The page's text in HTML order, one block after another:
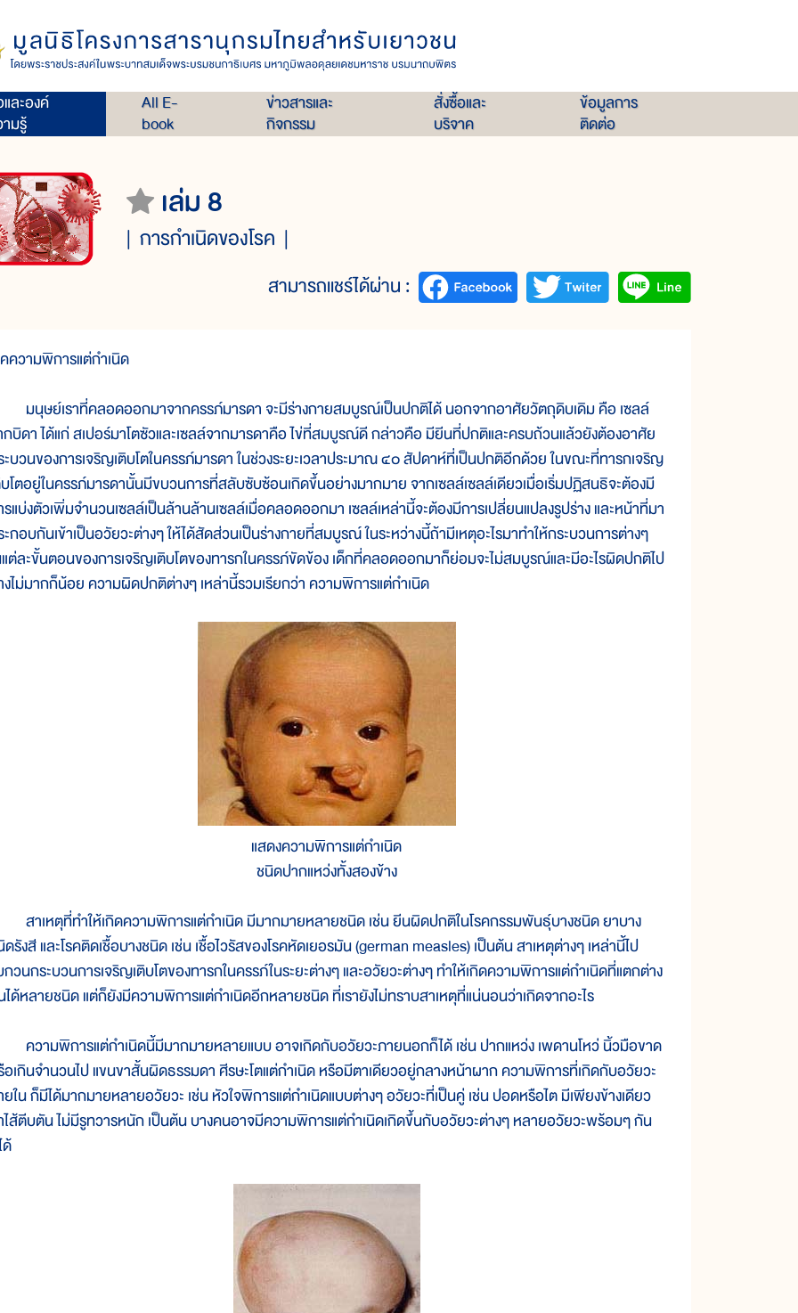
ละองค์
มรู้
All E-
book
ข่าวสารและ
กิจกรรม
สั่งซื้อและ
บริจาค
ข้อมูลการ
ติดต่อ
เล่ม 8
การกำเนิดของโรค
สามารถแชร์ได้ผ่าน :
ความพิการแต่กำเนิด
มนุษย์เราที่คลอดออกมาจากครรภ์มารดา จะมีร่างกายสมบูรณ์เป็นปกติได้ นอกจากอาศัยวัตถุดิบเดิม คือ เซลล์
กบิดา ได้แก่ สเปอร์มาโตซัวและเซลล์จากมารดาคือ ไข่ที่สมบูรณ์ดี กล่าวคือ มียีนที่ปกติและครบถ้วนแล้วยังต้องอาศัย
บวนของการเจริญเติบโตในครรภ์มารดา ในช่วงระยะเวลาประมาณ ๔๐ สัปดาห์ที่เป็นปกติอีกด้วย ในขณะที่ทารกเจริญ
บโตอยู่ในครรภ์มารดานั้นมีขบวนการที่สลับซับซ้อนเกิดขึ้นอย่างมากมาย จากเซลล์เซลล์เดียวเมื่อเริ่มปฏิสนธิจะต้องมี
แบ่งตัวเพิ่มจำนวนเซลล์เป็นล้านล้านเซลล์เมื่อคลอดออกมา เซลล์เหล่านี้จะต้องมีการเปลี่ยนแปลงรูปร่าง และหน้าที่มา
กอบกันเข้าเป็นอวัยวะต่างๆ ให้ได้สัดส่วนเป็นร่างกายที่สมบูรณ์ ในระหว่างนี้ถ้ามีเหตุอะไรมาทำให้กระบวนการต่างๆ
ต่ละขั้นตอนของการเจริญเติบโตของทารกในครรภ์ขัดข้อง เด็กที่คลอดออกมาก็ย่อมจะไม่สมบูรณ์และมีอะไรผิดปกติไป
งไม่มากก็น้อย ความผิดปกติต่างๆ เหล่านี้รวมเรียกว่า ความพิการแต่กำเนิด
แสดงความพิการแต่กำเนิด
ชนิดปากแหว่งทั้งสองข้าง
สาเหตุที่ทำให้เกิดความพิการแต่กำเนิด มีมากมายหลายชนิด เช่น ยีนผิดปกติในโรคกรรมพันธุ์บางชนิด ยาบาง
รังสี และโรคติดเชื้อบางชนิด เช่น เชื้อไวรัสของโรคหัดเยอรมัน (german measles) เป็นต้น สาเหตุต่างๆ เหล่านี้ไป
วนกระบวนการเจริญเติบโตของทารกในครรภ์ในระยะต่างๆ และอวัยวะต่างๆ ทำให้เกิดความพิการแต่กำเนิดที่แตกต่าง
ด้หลายชนิด แต่ก็ยังมีความพิการแต่กำเนิดอีกหลายชนิด ที่เรายังไม่ทราบสาเหตุที่แน่นอนว่าเกิดจากอะไร
ความพิการแต่กำเนิดนี้มีมากมายหลายแบบ อาจเกิดกับอวัยวะภายนอกก็ได้ เช่น ปากแหว่ง เพดานโหว่ นิ้วมือขาด
อเกินจำนวนไป แขนขาสั้นผิดธรรมดา ศีรษะโตแต่กำเนิด หรือมีตาเดียวอยู่กลางหน้าผาก ความพิการที่เกิดกับอวัยวะ
ใน ก็มีได้มากมายหลายอวัยวะ เช่น หัวใจพิการแต่กำเนิดแบบต่างๆ อวัยวะที่เป็นคู่ เช่น ปอดหรือไต มีเพียงข้างเดียว
ส้ตีบตัน ไม่มีรูทวารหนัก เป็นต้น บางคนอาจมีความพิการแต่กำเนิดเกิดขึ้นกับอวัยวะต่างๆ หลายอวัยวะพร้อมๆ กัน